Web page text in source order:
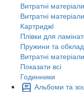
Витратні
Витратні
Картриджi
Плівки для
Пружини та
Витратні
Показати всі
Годинники
Альбоми та